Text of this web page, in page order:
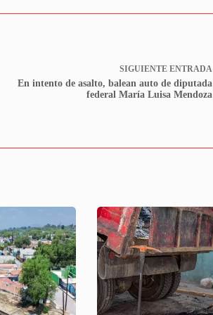
SIGUIENTE ENTRADA
En intento de asalto, balean auto de diputada
federal María Luisa Mendoza